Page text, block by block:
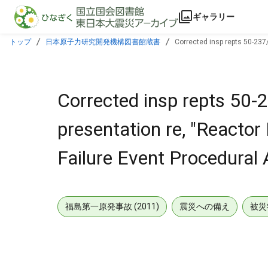
本文に飛ぶ
ギャラリー
トップ 日本原子力研究開発機構図書館蔵書 Corrected insp repts 50-
Corrected insp repts
presentation re,
Failure Event Procedural
福島第一原発事故 (2011) 震災への備え 被災